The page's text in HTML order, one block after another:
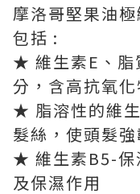
摩洛哥堅果油
包括 :
★ 維生素E、脂
分，含高抗氧化
★ 脂溶性的維
髮絲，使頭髮強
★ 維生素B5-保
及保濕作用